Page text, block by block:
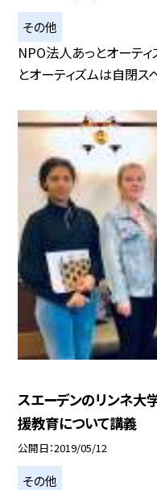
その他
NPO法人あっとオーテ
とオーティズムは自閉ス
スエーデンのリンネ大
援教育について講義
公開日 2019/05/12
その他